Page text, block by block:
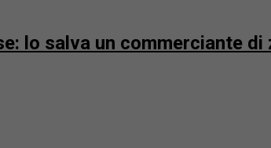
lo salva un commerciante di